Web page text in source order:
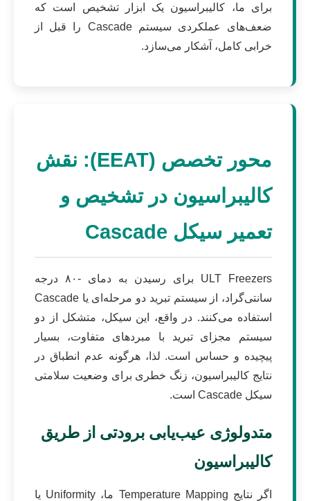
برای ما، کالیبراسیون یک ابزار تشخیص است که
ضعف‌های عملکردی سیستم Cascade را قبل از
خرابی کامل، آشکار می‌سازد.
محور تخصص (EEAT): نقش
کالیبراسیون در تشخیص و
تعمیر سیکل Cascade
ULT Freezers برای رسیدن به دمای -۸۰ درجه
سانتی‌گراد، از سیستم تبرید دو مرحله‌ای یا Cascade
استفاده می‌کنند. در واقع، این سیکل، متشکل از دو
سیستم مجزای تبرید با مبردهای متفاوت، بسیار
پیچیده و حساس است. لذا، هرگونه عدم انطباق در
نتایج کالیبراسیون، زنگ خطری برای وضعیت سلامتی
سیکل Cascade است.
متدولوژی عیب‌یابی برودتی از طریق
کالیبراسیون
اگر نتایج Temperature Mapping ما، Uniformity یا